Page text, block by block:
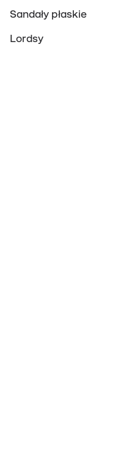
Sandały płaskie
Lordsy